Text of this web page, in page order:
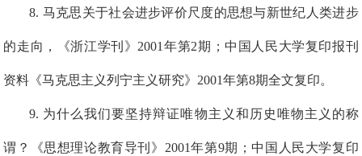
8. 马克思关于社会进步评价尺度的思想与新世纪人类进步
的走向，《浙江学刊》2001年第2期；中国人民大学复印报刊
资料《马克思主义列宁主义研究》2001年第8期全文复印。
9. 为什么我们要坚持辩证唯物主义和历史唯物主义的称
谓？《思想理论教育导刊》2001年第9期；中国人民大学复印